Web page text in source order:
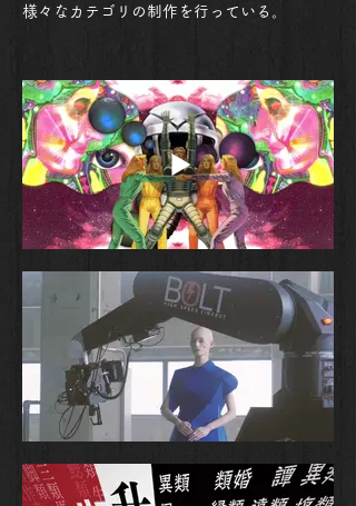
様々なカテゴリの制作を行っている。